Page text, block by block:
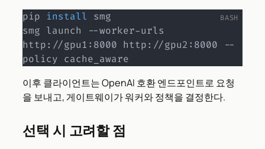
pip install smg
smg launch --worker-urls
http://gpu1:8000 http://gpu2:8000 --
policy cache_aware
이후 클라이언트는 OpenAI 호환 엔드포인트로 요청
을 보내고, 게이트웨이가 워커와 정책을 결정한다.
선택 시 고려할 점